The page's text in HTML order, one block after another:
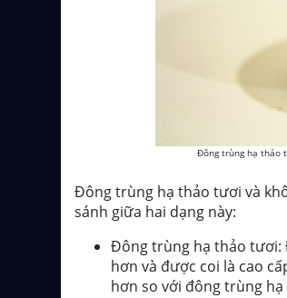
Đông trùng hạ thảo
Đông trùng hạ thảo tươi và
sánh giữa hai dạng này:
Đông trùng hạ thảo tươi:
hơn và được coi là cao
hơn so với đông trùng